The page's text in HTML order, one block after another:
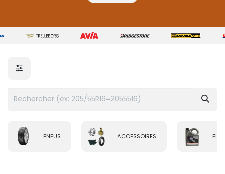
PNEUS ACCESSOIRES